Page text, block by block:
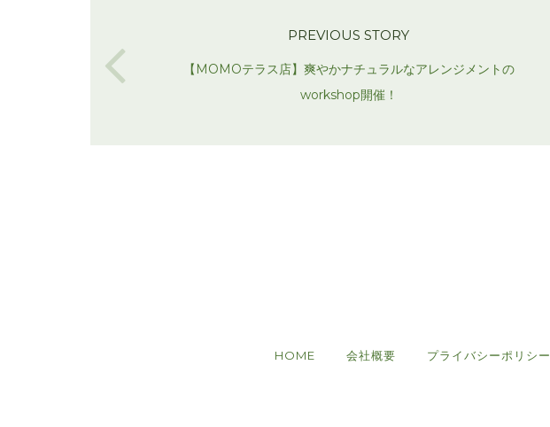
PREVIOUS STORY
【MOMOテラス店】爽やかナチュラルなアレンジメントの
workshop開催！
HOME 会社概要 プライバシーポリシー